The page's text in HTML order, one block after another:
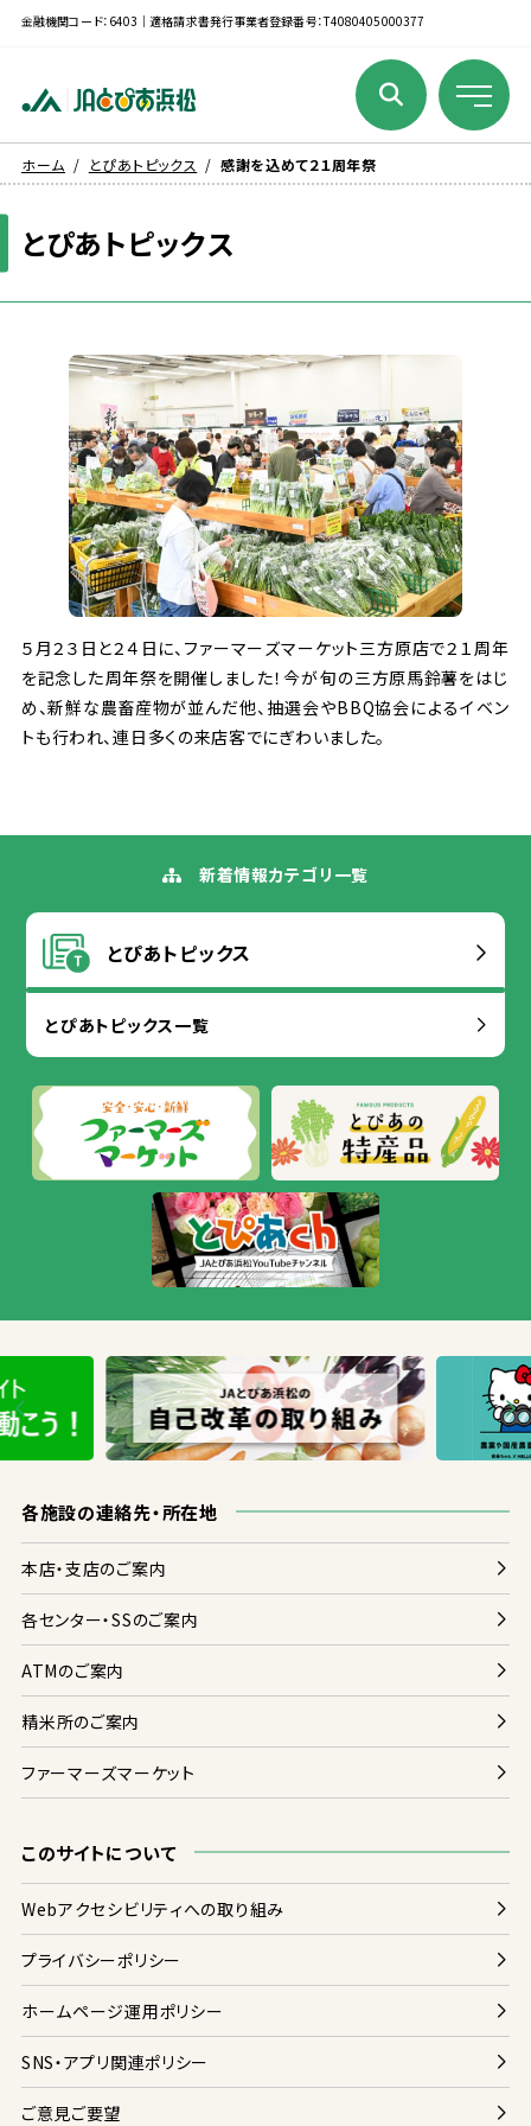
金融機関コード：6403｜適格請求書発行事業者登録番号：T4080405000377
ホーム とぴあトピックス 感謝を込めて２１周年祭
とぴあトピックス
５ 月２３ 日 と２４ 日 に、ファーマーズマーケット三方原店で２１周年
を記念 した周年祭を開催しました！今が旬の三方原馬鈴薯をはじ
め、新鮮な農畜産物が並んだ他、 抽選会やBBQ協会によるイベン
トも行われ、連日 多くの来店客でにぎわいました。
新着情報カテゴリ 一覧
とぴあトピックス
とぴあトピックス一覧
各施設の連絡先・所在地
本店・支店のご案内
各センター・SSのご案内
ATMのご案内
精米所のご案内
ファーマーズマーケット
このサイトについて
Webアクセシビリティへの取り組み
プライバシーポリシー
ホームページ運用ポリシー
SNS・アプリ関連ポリシー
ご意見ご要望